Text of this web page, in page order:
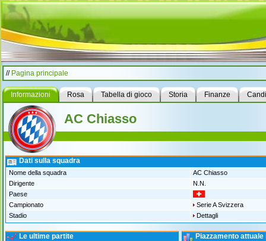
// Pagina principale
Informazioni Rosa Tabella di gioco Storia Finanze
AC Chiasso
Dati sulla squadra
Nome della squadra
AC Chiasso
Dirigente
N.N.
Paese
Campionato
Serie A Svizzera
Stadio
Dettagli
Le ultime partite Piazzamento attuale